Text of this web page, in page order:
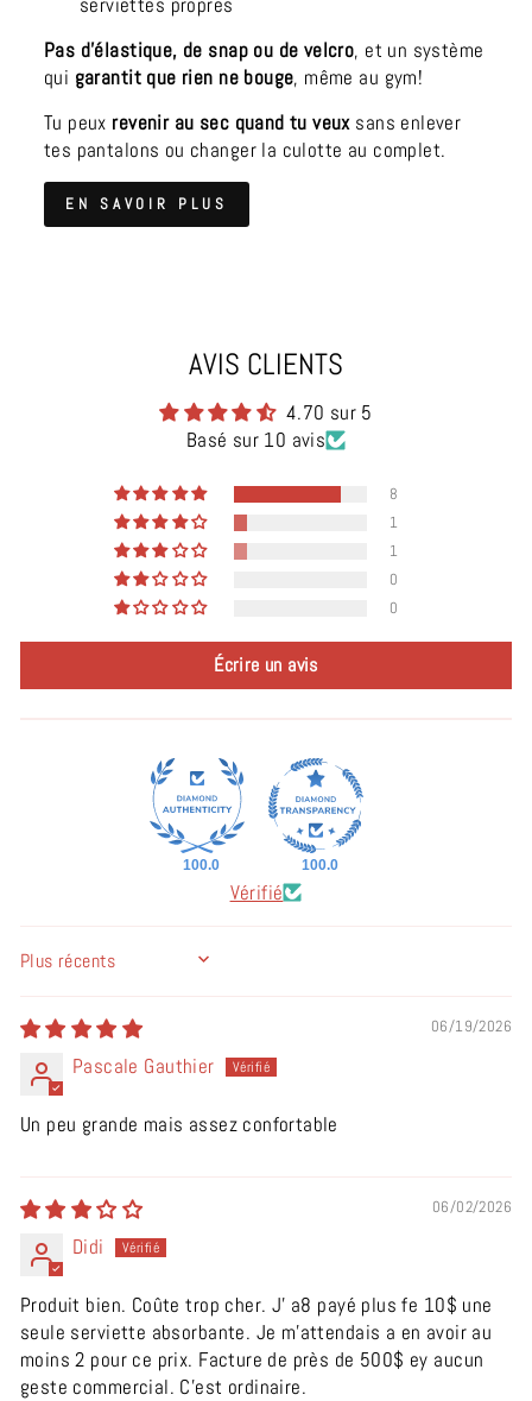
serviettes propres
Pas d'élastique, de snap ou de velcro, et un système
qui garantit que rien ne bouge, même au gym!
Tu peux revenir au sec quand tu veux sans enlever
tes pantalons ou changer la culotte au complet.
EN SAVOIR PLUS
AVIS CLIENTS
4.70 sur 5
Basé sur 10 avis
8
1
1
0
0
Écrire un avis
100.0 100.0
Vérifié
SORT BY
06/19/2026
Pascale Gauthier
Un peu grande mais assez confortable
06/02/2026
Didi
Produit bien. Coûte trop cher. J' a8 payé plus fe 10$ une
seule serviette absorbante. Je m'attendais a en avoir au
moins 2 pour ce prix. Facture de près de 500$ ey aucun
geste commercial. C'est ordinaire.